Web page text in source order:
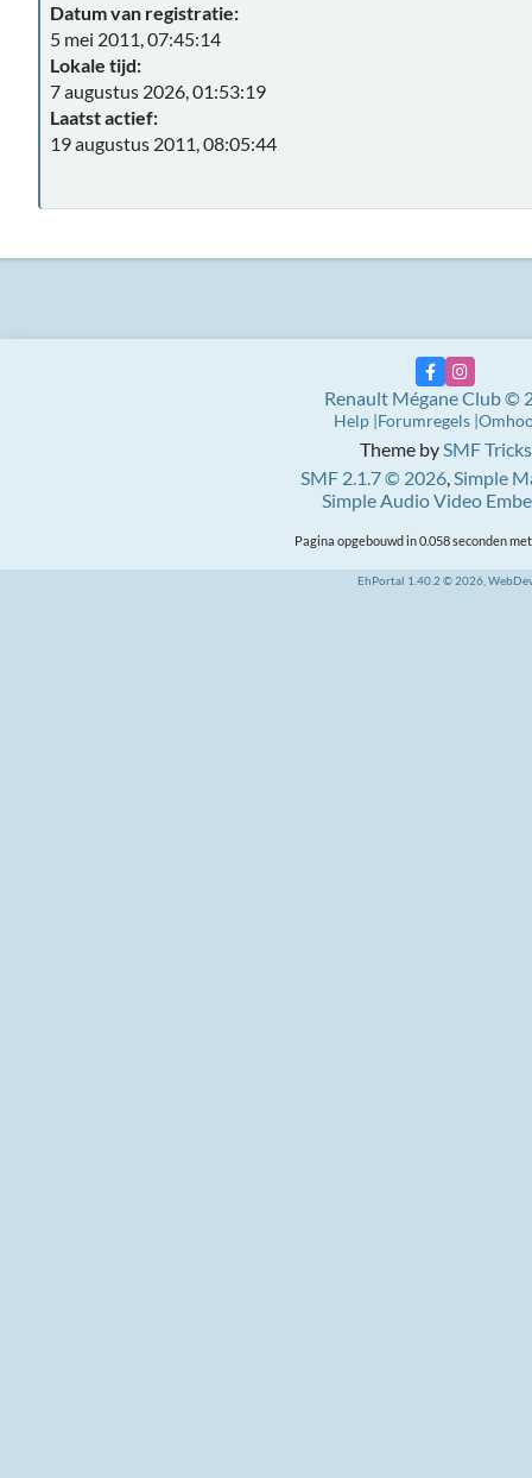
Datum van registratie:
5 mei 2011, 07:45:14
Lokale tijd:
7 augustus 2026, 01:53:19
Laatst actief:
19 augustus 2011, 08:05:44
Theme bySMF Tricks
SMF 2.1.7 © 2026,Simple
Simple Audio Video
Renault Mégane Club ©
Help Forumregels
Pagina opgebouwd in 0.058 seconden
EhPortal 1.40.2 © 2026,